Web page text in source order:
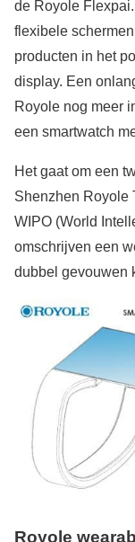
de Royole
flexibele
producten in het
display. Een
Royole nog meer
een smartwatch
Het gaat om een
Shenzhen Royole
WIPO (World
omschrijven een
dubbel gevouwen
Royole